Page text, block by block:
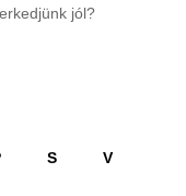
jól?
S V